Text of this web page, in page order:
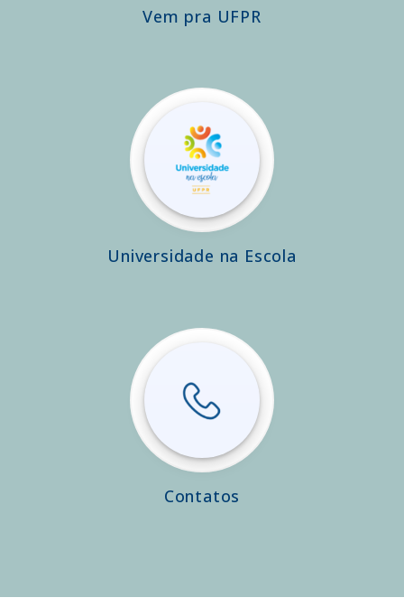
Vem pra UFPR
Universidade na Escola
Contatos